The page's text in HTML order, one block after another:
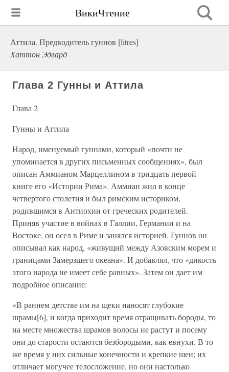
ВикиЧтение
Аттила. Предводитель гуннов [litres]
Хаттон Эдвард
Глава 2 Гунны и Аттила
Глава 2
Гунны и Аттила
Народ, именуемый гуннами, который «почти не
упоминается в других письменных сообщениях», был
описан Аммианом Марцеллином в тридцать первой
книге его «Истории Рима». Аммиан жил в конце
четвертого столетия и был римским историком,
родившимся в Антиохии от греческих родителей.
Приняв участие в войнах в Галлии, Германии и на
Востоке, он осел в Риме и занялся историей. Гуннов он
описывал как народ, «живущий между Азовским морем и
границами Замерзшего океана». И добавлял, что «дикость
этого народа не имеет себе равных». Затем он дает им
подробное описание:
«В раннем детстве им на щеки наносят глубокие
шрамы[6], и когда приходит время отращивать бороды, то
на месте множества шрамов волосы не растут и посему
они до старости остаются безбородыми, как евнухи. В то
же время у них сильные конечности и крепкие шеи; их
отличает могучее телосложение, но они настолько